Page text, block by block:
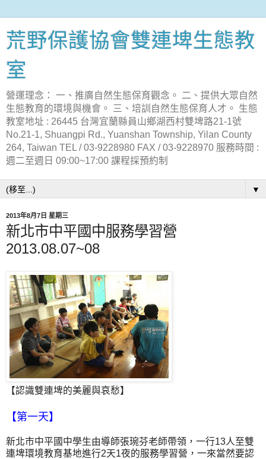
荒野保護協會雙連埤生態教
室
營運理念： 一、推廣自然生態保育觀念。 二、提供大眾自然
生態教育的環境與機會。 三、培訓自然生態保育人才。 生態
教室地址 : 26445 台灣宜蘭縣員山鄉湖西村雙埤路21-1號
No.21-1, Shuangpi Rd., Yuanshan Township, Yilan County
264, Taiwan TEL / 03-9228980 FAX / 03-9228970 服務時間 :
週二至週日 09:00~17:00 課程採預約制
▼
2013年8月7日 星期三
新北市中平國中服務學習營
2013.08.07~08
【認識雙連埤的美麗與哀愁】
【第一天】
新北市中平國中學生由導師張琬芬老師帶領，一行13人至雙
連埤環境教育基地進行2天1夜的服務學習營，一來當然要認